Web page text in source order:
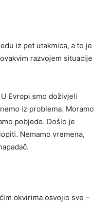
iz pet utakmica, a to je
razvojem situacije
Evropi smo doživjeli
iz problema. Moramo
pobjede. Došlo je
Nemamo vremena,
okvirima osvojio sve –